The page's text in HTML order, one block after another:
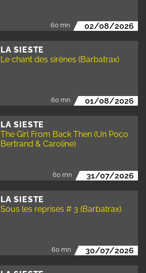
60 mn 02/08/2026
LA SIESTE
Le chant des sirènes (Barbatrax)
60 mn 01/08/2026
LA SIESTE
The Girl From Back Then (Un Poco
Bertrand & Caroline)
60 mn 31/07/2026
LA SIESTE
Sous les reprises # 3 (Barbatrax)
60 mn 30/07/2026